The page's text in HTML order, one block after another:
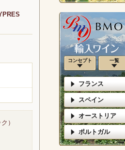
）
コンセプト 一覧
フランス
スペイン
オーストリア
ポルトガル